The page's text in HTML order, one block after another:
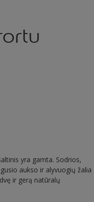
yra gamta. Sodrios,
aukso ir alyvuogių žalia
ir gerą natūralų